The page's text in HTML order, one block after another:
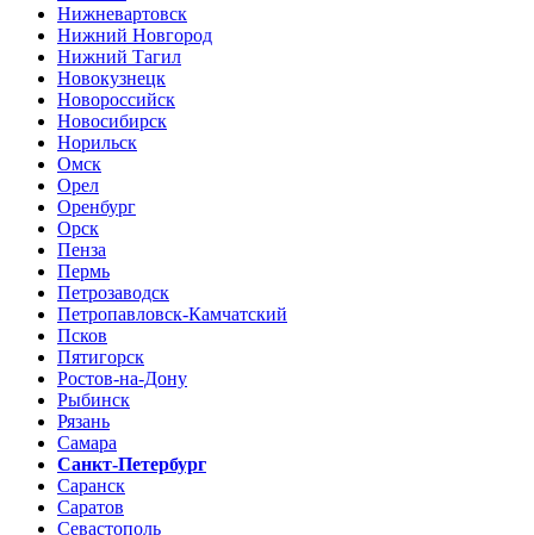
Нижневартовск
Нижний Новгород
Нижний Тагил
Новокузнецк
Новороссийск
Новосибирск
Норильск
Омск
Орел
Оренбург
Орск
Пенза
Пермь
Петрозаводск
Петропавловск-Камчатский
Псков
Пятигорск
Ростов-на-Дону
Рыбинск
Рязань
Самара
Санкт-Петербург
Саранск
Саратов
Севастополь